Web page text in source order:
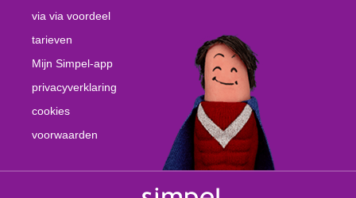
via via voordeel
tarieven
Mijn Simpel-app
privacyverklaring
cookies
voorwaarden